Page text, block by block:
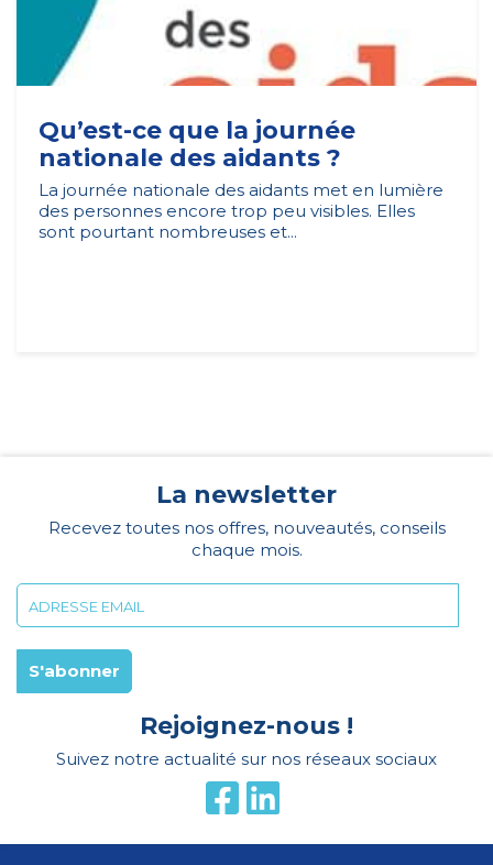
Qu’est-ce que la journée
nationale des aidants ?
La journée nationale des aidants met en lumière
des personnes encore trop peu visibles. Elles
sont pourtant nombreuses et...
La newsletter
Recevez toutes nos offres, nouveautés, conseils
chaque mois.
Rejoignez-nous !
Suivez notre actualité sur nos réseaux sociaux